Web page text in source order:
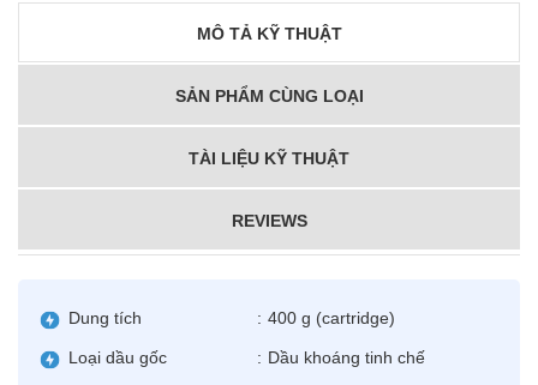
MÔ TẢ KỸ THUẬT
SẢN PHẨM CÙNG LOẠI
TÀI LIỆU KỸ THUẬT
REVIEWS
Dung tích : 400 g (cartridge)
Loại dầu gốc : Dầu khoáng tinh chế